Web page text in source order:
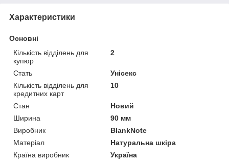
Характеристики
Основні
Кількість відділень для
купюр
2
Стать
Унісекс
Кількість відділень для
кредитних карт
10
Стан
Новий
Ширина
90 мм
Виробник
BlankNote
Матеріал
Натуральна шкіра
Країна виробник
Україна